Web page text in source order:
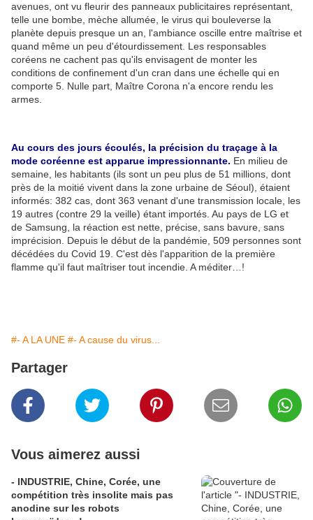
avenues, ont vu fleurir des panneaux publicitaires représentant,
telle une bombe, mèche allumée, le virus qui bouleverse la
planète depuis presque un an, l'ambiance oscille entre maîtrise et
quand même un peu d'étourdissement. Les responsables
coréens ne cachent pas qu'ils envisagent de monter les
conditions de confinement d'un cran dans une échelle qui en
comporte 5. Nulle part, Maître Corona n'a encore rendu les
armes.
Au cours des jours écoulés, la précision du traçage à la
mode coréenne est apparue impressionnante. En milieu de
semaine, les habitants (ils sont un peu plus de 51 millions, dont
près de la moitié vivent dans la zone urbaine de Séoul), étaient
informés: 382 cas, dont 363 venant d'une transmission locale, les
19 autres (contre 29 la veille) étant importés. Au pays de LG et
de Samsung, la réaction est nette, précise, sans bavure, sans
imprécision. Depuis le début de la pandémie, 509 personnes sont
décédées du Covid 19. C'est dès l'apparition de la première
flamme qu'il faut maîtriser tout incendie. A méditer…!
#- A LA UNE #- A cause du virus...
Partager
Vous aimerez aussi
- INDUSTRIE, Chine, Corée, une
compétition très insolite mais pas
anodine sur les robots